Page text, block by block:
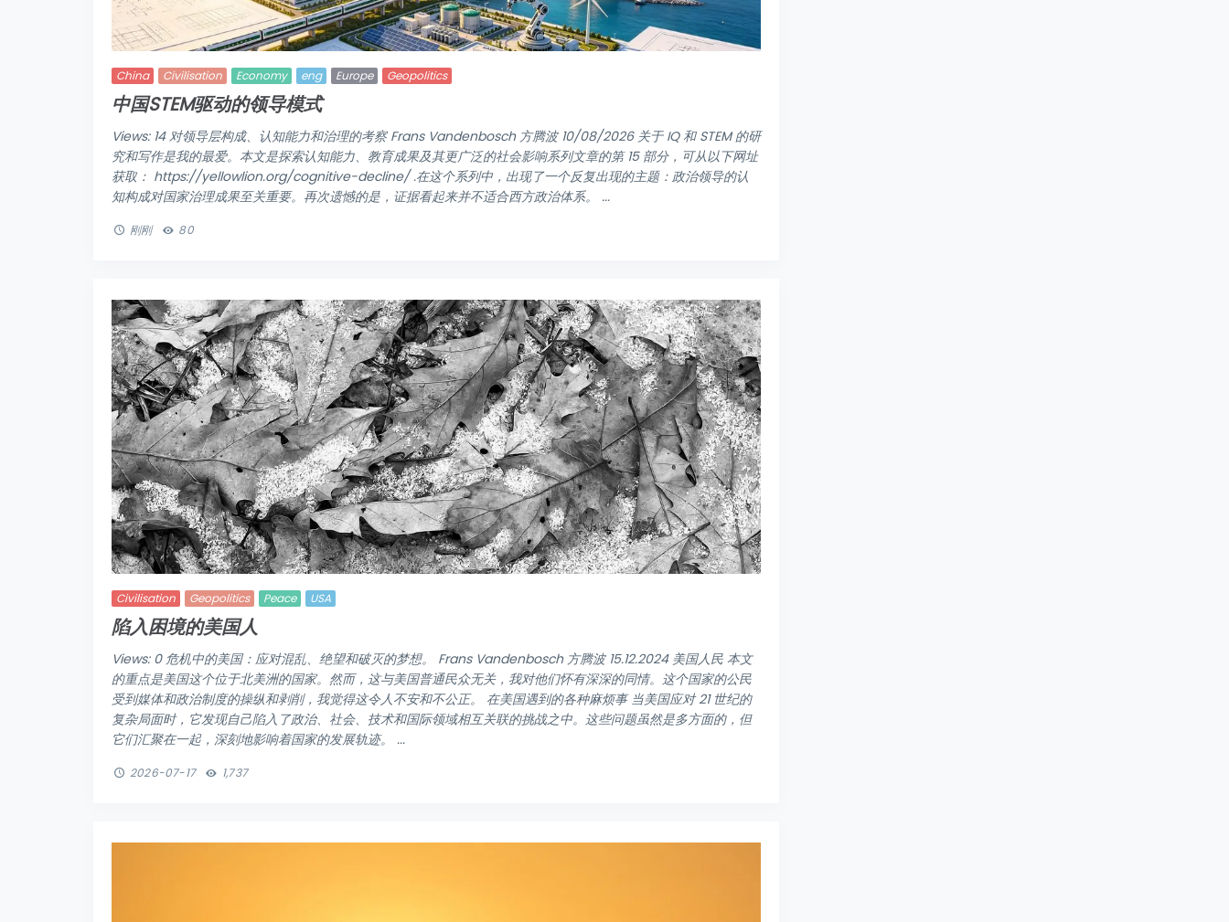
China Civilisation Economy eng Europe Geopolitics
中国STEM驱动的领导模式
Views: 14 对领导层构成、认知能力和治理的考察 Frans Vandenbosch 方腾波 10/08/2026 关于 IQ 和 STEM 的研
究和写作是我的最爱。本文是探索认知能力、教育成果及其更广泛的社会影响系列文章的第 15 部分，可从以下网址
获取： https://yellowlion.org/cognitive-decline/ .在这个系列中，出现了一个反复出现的主题：政治领导的认
知构成对国家治理成果至关重要。再次遗憾的是，证据看起来并不适合西方政治体系。 ...
刚刚 80
Civilisation Geopolitics Peace USA
陷入困境的美国人
Views: 0 危机中的美国：应对混乱、绝望和破灭的梦想。 Frans Vandenbosch 方腾波 15.12.2024 美国人民 本文
的重点是美国这个位于北美洲的国家。然而，这与美国普通民众无关，我对他们怀有深深的同情。这个国家的公民
受到媒体和政治制度的操纵和剥削，我觉得这令人不安和不公正。 在美国遇到的各种麻烦事 当美国应对 21 世纪的
复杂局面时，它发现自己陷入了政治、社会、技术和国际领域相互关联的挑战之中。这些问题虽然是多方面的，但
它们汇聚在一起，深刻地影响着国家的发展轨迹。 ...
2026-07-17 1,737